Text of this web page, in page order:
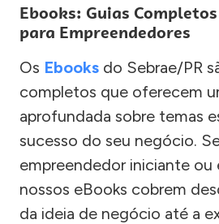
Ebooks: Guias
para Empreendedores
Os Ebooks do Sebrae/PR
completos que oferecem
aprofundada sobre temas
sucesso do seu negócio.
empreendedor iniciante ou
nossos eBooks cobrem
da ideia de negócio até a